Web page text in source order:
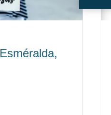
Esméralda,